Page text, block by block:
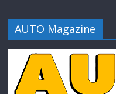
AUTO Magazine